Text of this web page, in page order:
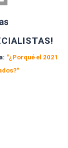
"¿Porqué el 2021